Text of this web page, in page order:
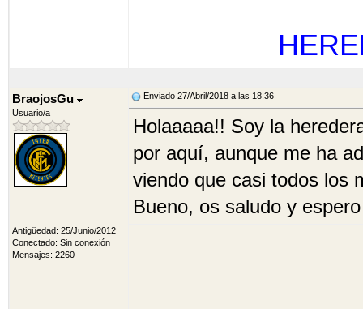
BraojosGu
Usuario/a
Antigüedad: 25/Junio/2012
Conectado: Sin conexión
Mensajes: 2260
Enviado 27/Abril/2018 a las 18:36
Holaaaaa!! Soy la
por aquí, aunque me ha
viendo que casi todos los
Bueno, os saludo y